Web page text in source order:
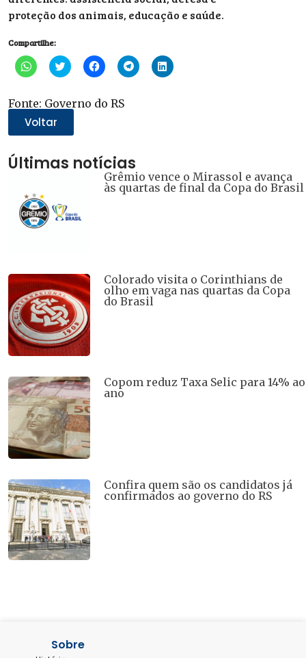
proteção dos animais, educação e saúde.
Compartilhe:
Clique
para
WhatsApp(abre
em
nova
janela)
Clique
para
Twitter(abre
em
Clique
para
Facebook(abre
em
Clique
para
Clique
para
Fonte: Governo do RS
Voltar
Últimas notícias
Grêmio vence o Mirassol e avança
às quartas de final da Copa do Brasil
Colorado visita o Corinthians de
olho em vaga nas quartas da Copa
do Brasil
Copom reduz Taxa Selic para 14% ao
ano
Confira quem são os candidatos já
confirmados ao governo do RS
Sobre